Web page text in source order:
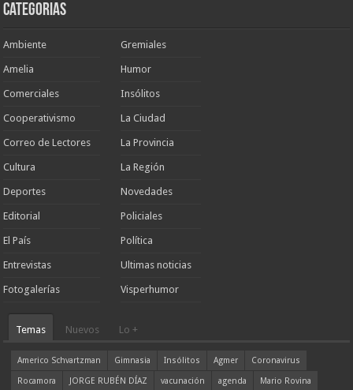
Categorias
Ambiente
Amelia
Comerciales
Cooperativismo
Correo de Lectores
Cultura
Deportes
Editorial
El País
Entrevistas
Fotogalerías
Gremiales
Humor
Insólitos
La Ciudad
La Provincia
La Región
Novedades
Policiales
Política
Ultimas noticias
Visperhumor
Temas Nuevos Lo +
Americo Schvartzman Gimnasia Insólitos Agmer
Coronavirus
Rocamora
JORGE RUBÉN DÍAZ vacunación agenda
Mario Rovina